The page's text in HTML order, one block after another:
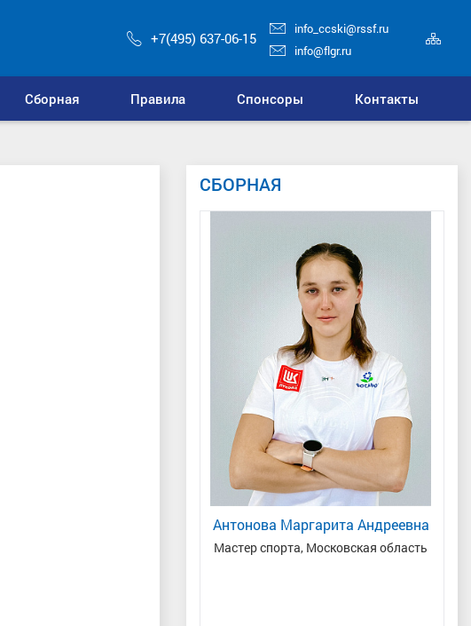
+7(495) 637-06-15
info_ccski@rssf.ru
info@flgr.ru
Сборная Правила Спонсоры Контакты
СБОРНАЯ
Антонова Маргарита Андреевна
Мастер спорта, Московская область